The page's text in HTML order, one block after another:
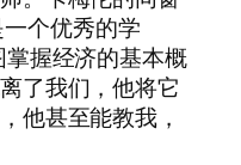
个优秀的学
握经济的基本概
了我们，他将它
他甚至能教我，